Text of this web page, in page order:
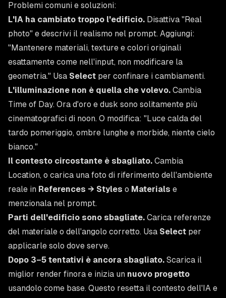
Problemi comuni e soluzioni:
L'IA ha cambiato troppo l'edificio. Disattiva "Real
photo" e descrivi il realismo nel prompt. Aggiungi:
"Mantenere materiali, texture e colori originali
esattamente come nell'input, non modificare la
geometria." Usa Select per confinare i cambiamenti.
L'illuminazione non è quella che volevo. Cambia
Time of Day. Ora d'oro e dusk sono solitamente più
cinematografici di noon. O modifica: "Luce calda del
tardo pomeriggio, ombre lunghe e morbide, niente cielo
bianco."
Il contesto circostante è sbagliato. Cambia
Location, o carica una foto di riferimento dell'ambiente
reale in References → Styles o Materials e
menzionala nel prompt.
Parti dell'edificio sono sbagliate. Carica referenze
del materiale o dell'angolo corretto. Usa Select per
applicarle solo dove serve.
Dopo 3–5 tentativi è ancora sbagliato. Scarica il
miglior render finora e inizia un nuovo progetto
usandolo come base. Questo resetta il contesto dell'IA e